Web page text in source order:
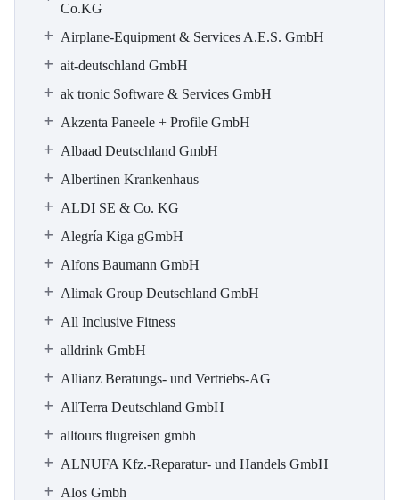
Co.KG
Airplane-Equipment & Services A.E.S. GmbH
ait-deutschland GmbH
ak tronic Software & Services GmbH
Akzenta Paneele + Profile GmbH
Albaad Deutschland GmbH
Albertinen Krankenhaus
ALDI SE & Co. KG
Alegría Kiga gGmbH
Alfons Baumann GmbH
Alimak Group Deutschland GmbH
All Inclusive Fitness
alldrink GmbH
Allianz Beratungs- und Vertriebs-AG
AllTerra Deutschland GmbH
alltours flugreisen gmbh
ALNUFA Kfz.-Reparatur- und Handels GmbH
Alos Gmbh